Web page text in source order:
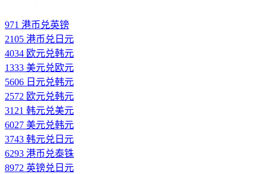
971 港币兑英镑
2105 港币兑日元
4034 欧元兑韩元
1333 美元兑欧元
5606 日元兑韩元
2572 欧元兑韩元
3121 韩元兑美元
6027 美元兑韩元
3743 韩元兑日元
6293 港币兑泰铢
8972 英镑兑日元